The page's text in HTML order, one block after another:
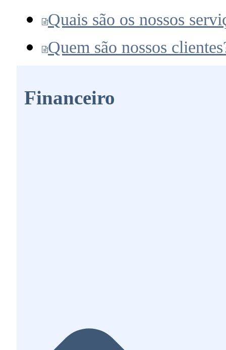
Quais são os nossos
Quem são nossos
Financeiro